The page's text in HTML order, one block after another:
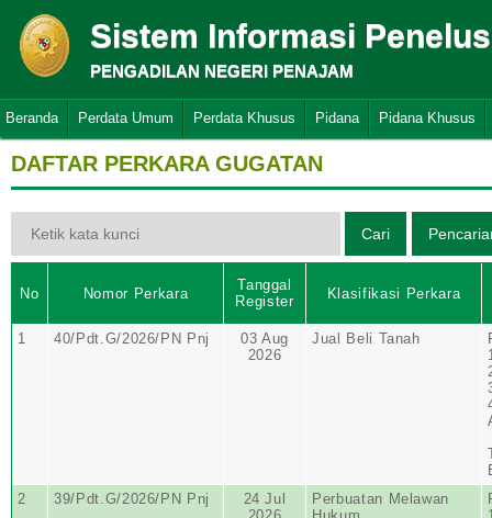
Sistem Informasi
PENGADILAN NEGERI PENAJAM
Beranda Perdata Umum Perdata Khusus Pidana Pidana Khusus
DAFTAR PERKARA GUGATAN
No Nomor Perkara
Tanggal
Register
Klasifikasi Perkara
1 40/Pdt.G/2026/PN Pnj
03 Aug
2026
Jual Beli Tanah
2
39/Pdt.G/2026/PN Pnj
24 Jul
Perbuatan Melawan